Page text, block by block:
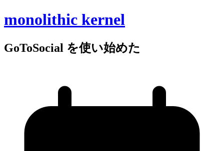
monolithic kernel
GoToSocial を使い始めた